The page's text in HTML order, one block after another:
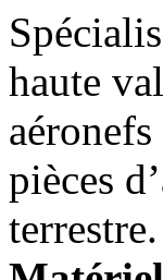
haute
pièces
terrestre.